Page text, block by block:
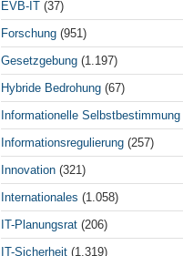
EVB-IT (37)
Forschung (951)
Gesetzgebung (1.197)
Hybride Bedrohung (67)
Informationelle Selbstbestimmung
Informationsregulierung (257)
Innovation (321)
Internationales (1.058)
IT-Planungsrat (206)
IT-Sicherheit (1.319)